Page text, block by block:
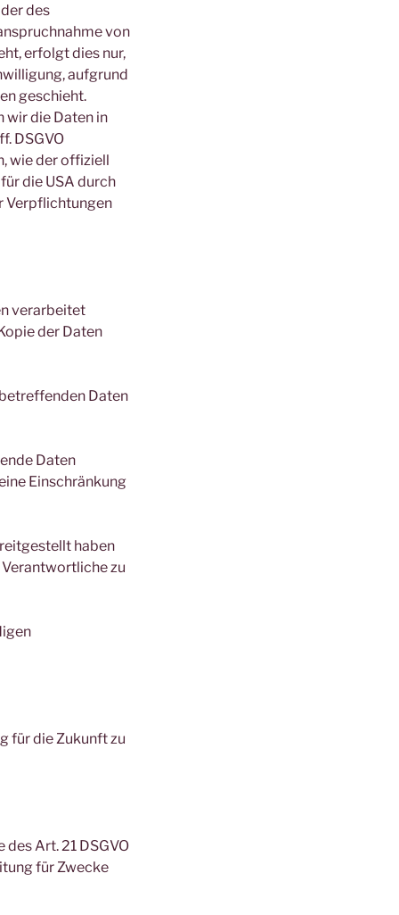
des
von
erfolgt dies nur,
aufgrund
geschieht.
wir die Daten in
DSGVO
wie der offiziell
die USA durch
Verpflichtungen
verarbeitet
der Daten
Daten
Daten
Einschränkung
haben
zu
für die Zukunft zu
Art. 21 DSGVO
für Zwecke